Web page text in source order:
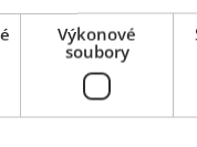
KÓDEM
Službu technicky
Výkonové
soubory